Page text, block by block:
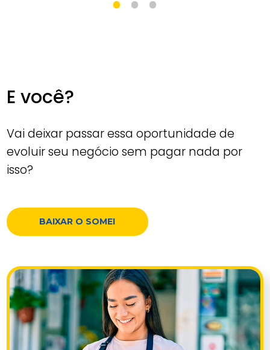
E você?
Vai deixar passar essa oportunidade de
evoluir seu negócio sem pagar nada por
isso?
BAIXAR O SOMEI